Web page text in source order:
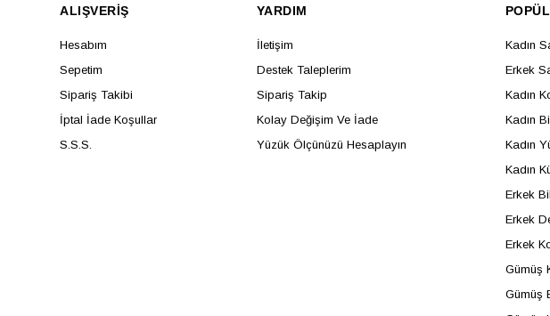
ALIŞVERİŞ
Hesabım
Sepetim
Sipariş Takibi
İptal İade Koşullar
S.S.S.
YARDIM
İletişim
Destek Taleplerim
Sipariş Takip
Kolay Değişim Ve İade
Yüzük Ölçünüzü Hesaplayın
Kadın
Erkek
Kadın
Kadın
Kadın
Kadın
Erkek
Erkek
Erkek
Gümüş
Gümüş